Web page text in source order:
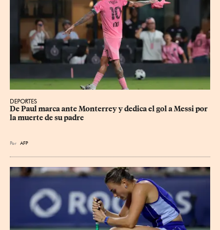
DEPORTES
De Paul marca ante Monterrey y dedica el gol a Messi por
la muerte de su padre
Por AFP